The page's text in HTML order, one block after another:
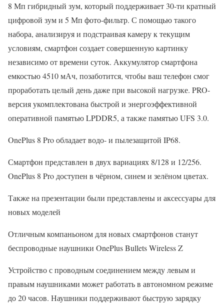
8 Мп гибридный зум, который поддерживает 30-ти кратный
цифровой зум и 5 Мп фото-фильтр. С помощью такого
набора, анализируя и подстраивая камеру к текущим
условиям, смартфон создает совершенную картинку
независимо от времени суток. Аккумулятор смартфона
емкостью 4510 мАч, позаботится, чтобы ваш телефон смог
проработать целый день даже при высокой нагрузке. PRO-
версия укомплектована быстрой и энергоэффективной
оперативной памятью LPDDR5, а также памятью UFS 3.0.
OnePlus 8 Pro обладает водо- и пылезащитой IP68.
Смартфон представлен в двух вариациях 8/128 и 12/256.
OnePlus 8 Pro доступен в чёрном, синем и зелёном цветах.
Также на презентации были представлены и аксессуары для
новых моделей
Отличным компаньоном для новых смартфонов станут
беспроводные наушники OnePlus Bullets Wireless Z
Устройство с проводным соединением между левым и
правым наушниками может работать в автономном режиме
до 20 часов. Наушники поддерживают быструю зарядку